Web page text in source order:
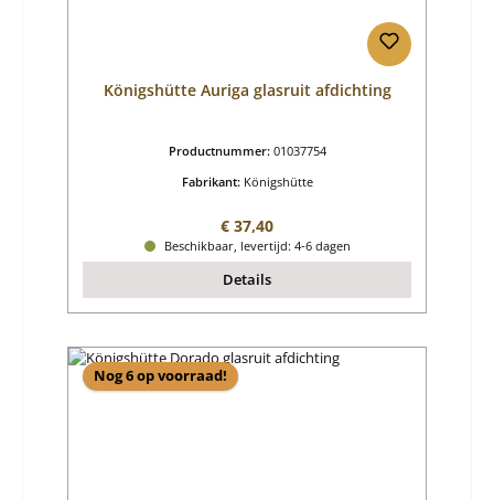
Königshütte Auriga glasruit afdichting
Productnummer: 01037754
Fabrikant: Königshütte
Normale prijs:
€ 37,40
Beschikbaar, levertijd: 4-6 dagen
Details
Nog 6 op voorraad!